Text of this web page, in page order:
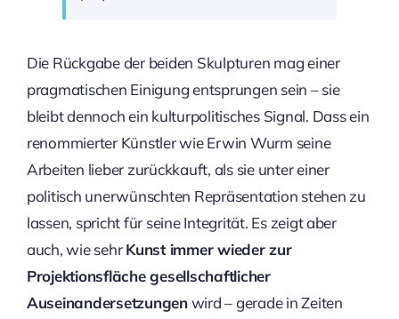
Die Rückgabe der beiden Skulpturen mag einer
pragmatischen Einigung entsprungen sein – sie
bleibt dennoch ein kulturpolitisches Signal. Dass ein
renommierter Künstler wie Erwin Wurm seine
Arbeiten lieber zurückkauft, als sie unter einer
politisch unerwünschten Repräsentation stehen zu
lassen, spricht für seine Integrität. Es zeigt aber
auch, wie sehrKunst immer wieder zur
Projektionsfläche gesellschaftlicher
Auseinandersetzungenwird – gerade in Zeiten